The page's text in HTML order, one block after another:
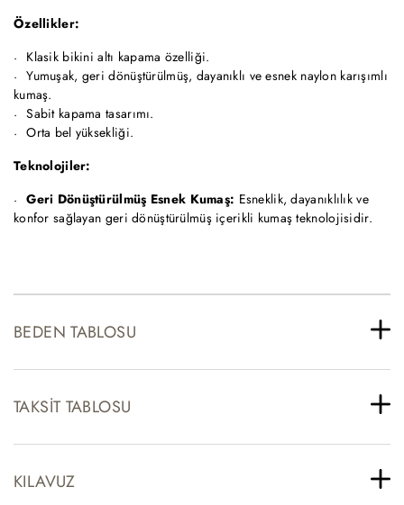
Özellikler:
Klasik bikini altı kapama özelliği.
Yumuşak, geri dönüştürülmüş, dayanıklı ve esnek naylon karışımlı
kumaş.
Sabit kapama tasarımı.
Orta bel yüksekliği.
Teknolojiler:
Geri Dönüştürülmüş Esnek Kumaş: Esneklik, dayanıklılık ve
konfor sağlayan geri dönüştürülmüş içerikli kumaş teknolojisidir.
BEDEN TABLOSU
TAKSIT TABLOSU
KILAVUZ